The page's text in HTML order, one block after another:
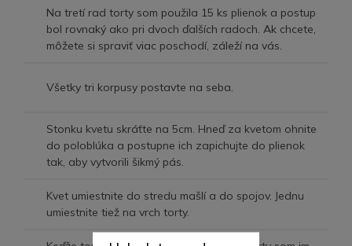
Na tretí rad torty som použila 15 ks plienok a postup
bol rovnaký ako pri dvoch ďalších radoch. Ak chcete,
môžete si spraviť viac poschodí, záleží na vás.
Všetky tri korpusy postavte na seba.
Stonku kvetu skráťte na 5cm. Hneď za kvetom ohnite
do poloblúka a postupne ich zapichujte do plienok
tak, aby vytvorili šikmý pás.
Kvet umiestnite do stredu mašlí a do spojov. Jednu
umiestnite tiež na vrch torty.